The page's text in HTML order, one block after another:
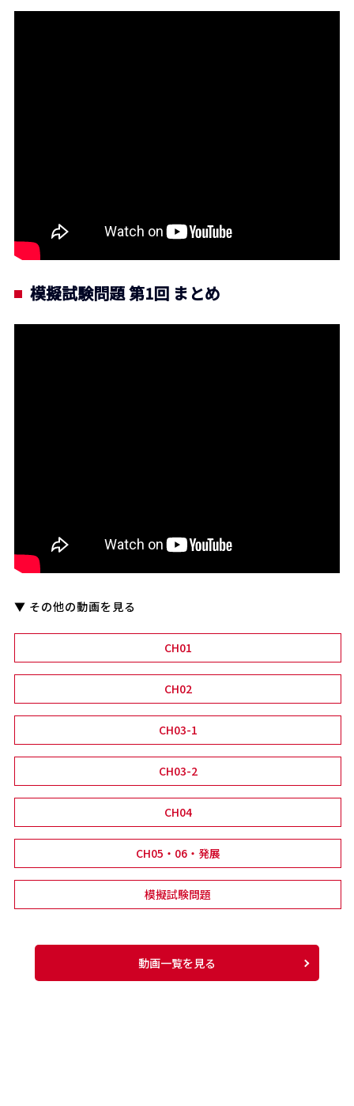
模擬試験問題 第1回 まとめ
▼ その他の動画を見る
CH01
CH02
CH03-1
CH03-2
CH04
CH05・06・発展
模擬試験問題
動画一覧を見る